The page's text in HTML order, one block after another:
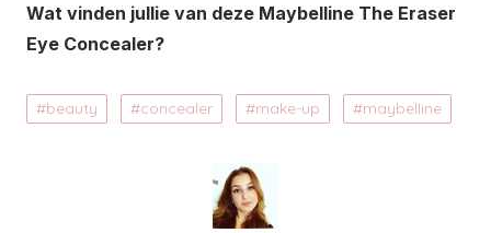
Wat vinden jullie van deze Maybelline The Eraser
Eye Concealer?
beauty concealer make-up maybelline